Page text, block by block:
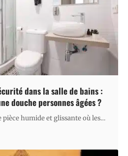
dans la salle de bains :
douche personnes âgées ?
pièce humide et glissante où les…